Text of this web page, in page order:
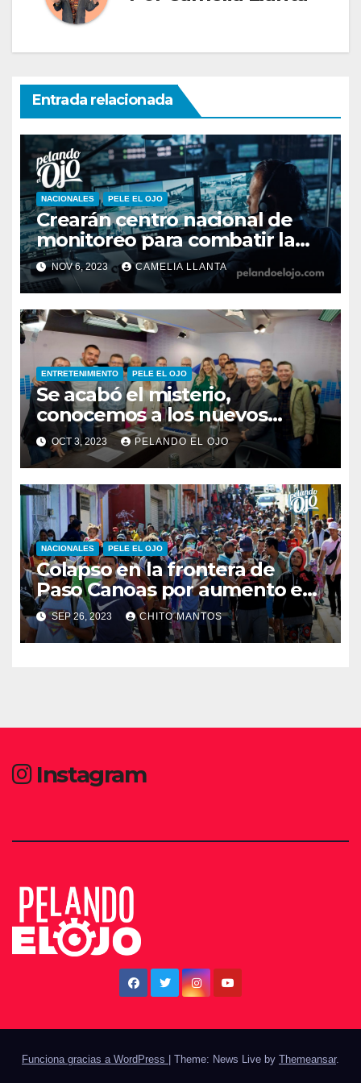
Entrada relacionada
NACIONALES PELE EL OJO
Crearán centro nacional de
monitoreo para combatir la
inseguridad
NOV 6, 2023 CAMELIA LLANTA
ENTRETENIMIENTO PELE EL OJO
Se acabó el misterio,
conocemos a los nuevos
integrantes de Pelando el Ojo
OCT 3, 2023 PELANDO EL OJO
NACIONALES PELE EL OJO
Colapso en la frontera de
Paso Canoas por aumento en
la llegada de migrantes
SEP 26, 2023 CHITO MANTOS
Instagram
Funciona gracias a WordPress Theme: News Live by Themeansar.